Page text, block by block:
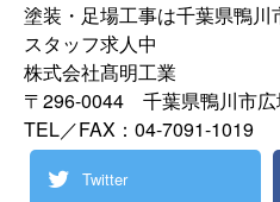
塗装・足場工事は千葉県鴨川
スタッフ求人中
株式会社髙明工業
〒296-0044 千葉県鴨川市広
TEL／FAX：04-7091-1019
Twitter